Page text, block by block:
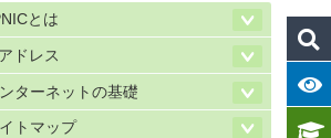
とは
アドレス
ターネットの基礎
トマップ